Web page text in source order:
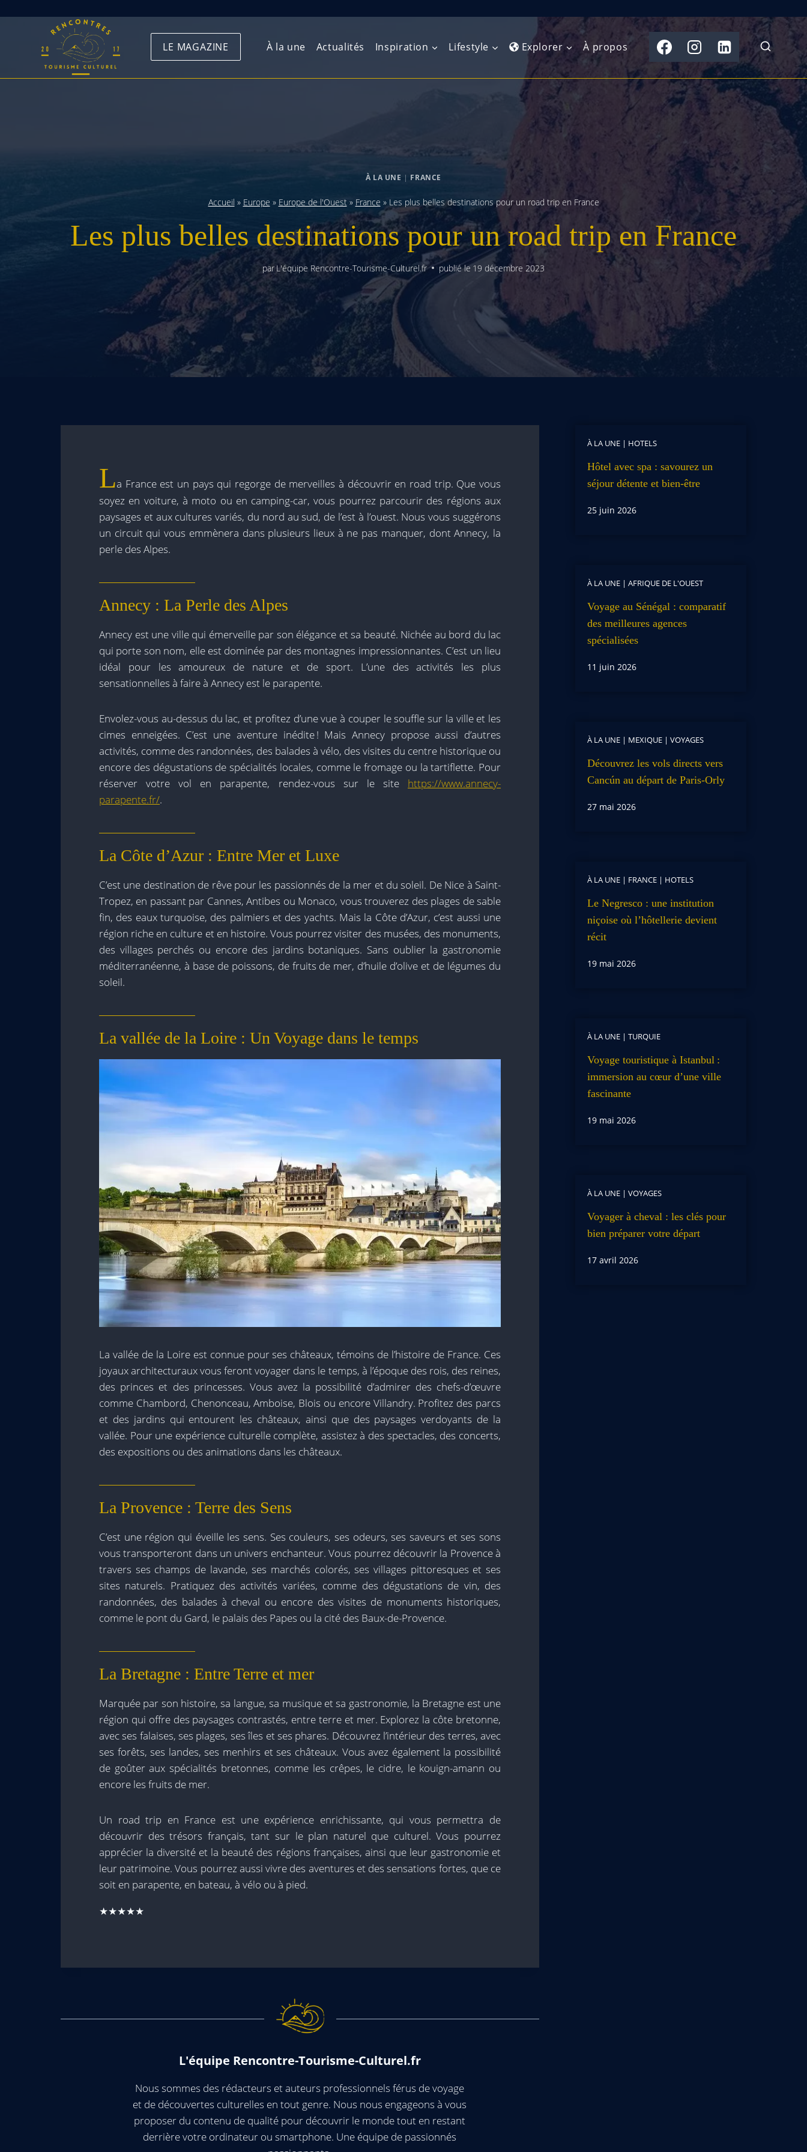
LE MAGAZINE À la une Actualités Inspiration Lifestyle Explorer
Europe centrale
Europe de l’Est
Balkans
Amérique du Sud
Afrique du Nord
(Maghreb)
Afrique de l’Ouest
Afrique de l’Est
Afrique australe
Asie centrale
Sous-continent
Extrême-Orient
Îles du Pacifique
À propos
À LA UNE | FRANCE
Accueil » Europe » Europe de l'Ouest» France » Les plus belles destinations pour un road trip en France
Les plus belles destinations pour un road trip en France
par L'équipe Rencontre-Tourisme-Culturel.fr publié le 19 décembre 2023
La France est un pays qui regorge de merveilles à découvrir en road trip. Que vous
soyez en voiture, à moto ou en camping-car, vous pourrez parcourir des régions aux
paysages et aux cultures variés, du nord au sud, de l’est à l’ouest. Nous vous suggérons
un circuit qui vous emmènera dans plusieurs lieux à ne pas manquer, dont Annecy, la
perle des Alpes.
Annecy : La Perle des Alpes
Annecy est une ville qui émerveille par son élégance et sa beauté. Nichée au bord du lac
qui porte son nom, elle est dominée par des montagnes impressionnantes. C’est un lieu
idéal pour les amoureux de nature et de sport. L’une des activités les plus
sensationnelles à faire à Annecy est le parapente.
Envolez-vous au-dessus du lac, et profitez d’une vue à couper le souffle sur la ville et les
cimes enneigées. C’est une aventure inédite ! Mais Annecy propose aussi d’autres
activités, comme des randonnées, des balades à vélo, des visites du centre historique ou
encore des dégustations de spécialités locales, comme le fromage ou la tartiflette. Pour
réserver votre vol en parapente, rendez-vous sur le site https://www.annecy-
parapente.fr/.
La Côte d’Azur : Entre Mer et Luxe
C’est une destination de rêve pour les passionnés de la mer et du soleil. De Nice à Saint-
Tropez, en passant par Cannes, Antibes ou Monaco, vous trouverez des plages de sable
fin, des eaux turquoise, des palmiers et des yachts. Mais la Côte d’Azur, c’est aussi une
région riche en culture et en histoire. Vous pourrez visiter des musées, des monuments,
des villages perchés ou encore des jardins botaniques. Sans oublier la gastronomie
méditerranéenne, à base de poissons, de fruits de mer, d’huile d’olive et de légumes du
soleil.
La vallée de la Loire : Un Voyage dans le temps
La vallée de la Loire est connue pour ses châteaux, témoins de l’histoire de France. Ces
joyaux architecturaux vous feront voyager dans le temps, à l’époque des rois, des reines,
des princes et des princesses. Vous avez la possibilité d’admirer des chefs-d’œuvre
comme Chambord, Chenonceau, Amboise, Blois ou encore Villandry. Profitez des parcs
et des jardins qui entourent les châteaux, ainsi que des paysages verdoyants de la
vallée. Pour une expérience culturelle complète, assistez à des spectacles, des concerts,
des expositions ou des animations dans les châteaux.
La Provence : Terre des Sens
C’est une région qui éveille les sens. Ses couleurs, ses odeurs, ses saveurs et ses sons
vous transporteront dans un univers enchanteur. Vous pourrez découvrir la Provence à
travers ses champs de lavande, ses marchés colorés, ses villages pittoresques et ses
sites naturels. Pratiquez des activités variées, comme des dégustations de vin, des
randonnées, des balades à cheval ou encore des visites de monuments historiques,
comme le pont du Gard, le palais des Papes ou la cité des Baux-de-Provence.
La Bretagne : Entre Terre et mer
Marquée par son histoire, sa langue, sa musique et sa gastronomie, la Bretagne est une
région qui offre des paysages contrastés, entre terre et mer. Explorez la côte bretonne,
avec ses falaises, ses plages, ses îles et ses phares. Découvrez l’intérieur des terres, avec
ses forêts, ses landes, ses menhirs et ses châteaux. Vous avez également la possibilité
de goûter aux spécialités bretonnes, comme les crêpes, le cidre, le kouign-amann ou
encore les fruits de mer.
Un road trip en France est une expérience enrichissante, qui vous permettra de
découvrir des trésors français, tant sur le plan naturel que culturel. Vous pourrez
apprécier la diversité et la beauté des régions françaises, ainsi que leur gastronomie et
leur patrimoine. Vous pourrez aussi vivre des aventures et des sensations fortes, que ce
soit en parapente, en bateau, à vélo ou à pied.
★★★★★
L'équipe Rencontre-Tourisme-Culturel.fr
Nous sommes des rédacteurs et auteurs professionnels férus de voyage
et de découvertes culturelles en tout genre. Nous nous engageons à vous
proposer du contenu de qualité pour découvrir le monde tout en restant
derrière votre ordinateur ou smartphone. Une équipe de passionnés
À LA UNE| HOTELS
Hôtel avec spa : savourez un
séjour détente et bien-être
25 juin 2026
À LA UNE| AFRIQUE DE L'OUEST
Voyage au Sénégal : comparatif
des meilleures agences
spécialisées
11 juin 2026
À LA UNE| MEXIQUE| VOYAGES
Découvrez les vols directs vers
Cancún au départ de Paris-Orly
27 mai 2026
À LA UNE| FRANCE| HOTELS
Le Negresco : une institution
niçoise où l’hôtellerie devient
récit
19 mai 2026
À LA UNE| TURQUIE
Voyage touristique à Istanbul :
immersion au cœur d’une ville
fascinante
19 mai 2026
À LA UNE| VOYAGES
Voyager à cheval : les clés pour
bien préparer votre départ
17 avril 2026